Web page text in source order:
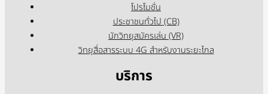
โปรโมชั่น
ประชาชนทั่วไป (CB)
นักวิทยุสมัครเล่น (VR)
วิทยุสื่อสารระบบ 4G สำหรับงานระยะไกล
บริการ